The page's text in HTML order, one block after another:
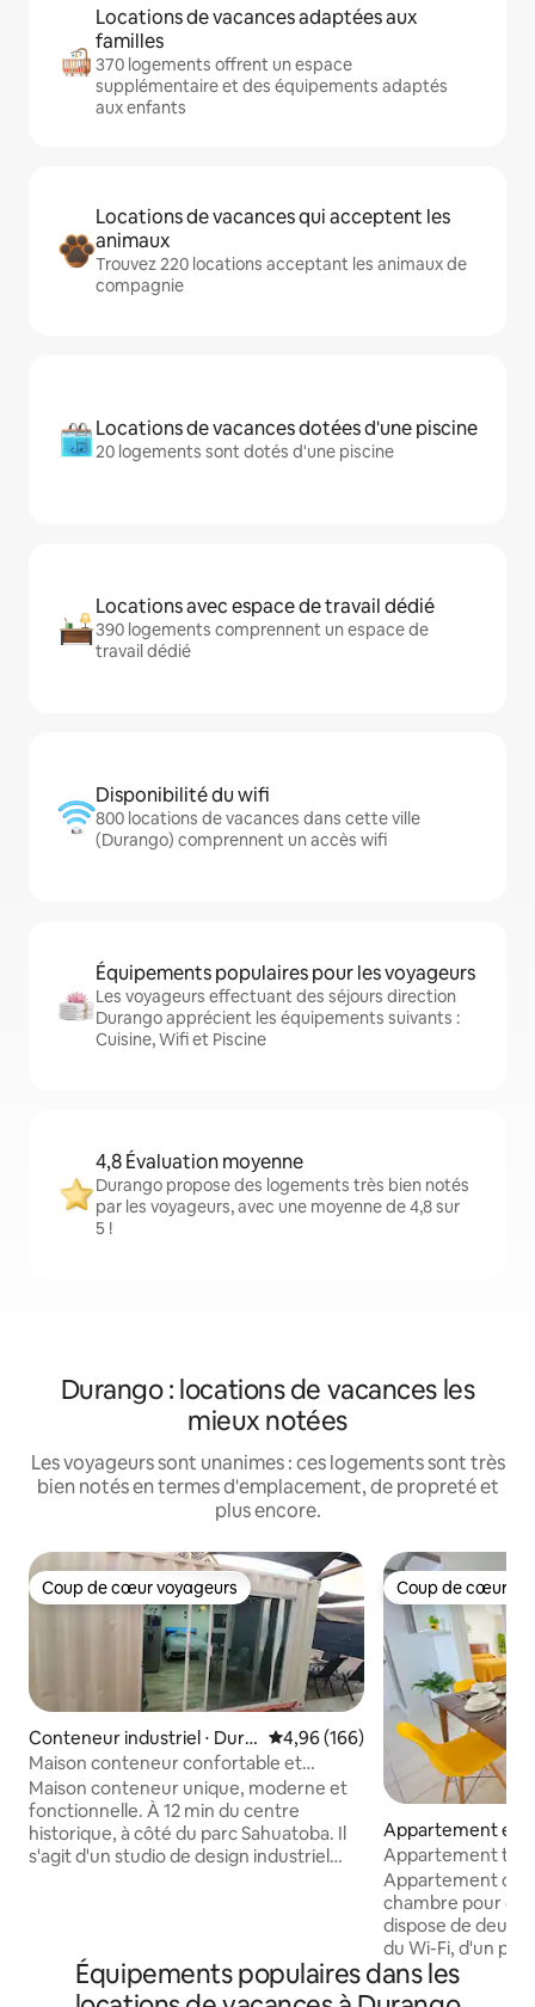
Locations de vacances adaptées aux
familles
370 logements offrent un espace
supplémentaire et des équipements adaptés
aux enfants
Locations de vacances qui acceptent les
animaux
Trouvez 220 locations acceptant les animaux de
compagnie
Locations de vacances dotées d'une piscine
20 logements sont dotés d'une piscine
Locations avec espace de travail dédié
390 logements comprennent un espace de
travail dédié
Disponibilité du wifi
800 locations de vacances dans cette ville
(Durango) comprennent un accès wifi
Équipements populaires pour les voyageurs
Les voyageurs effectuant des séjours direction
Durango apprécient les équipements suivants :
Cuisine, Wifi et Piscine
4,8 Évaluation moyenne
Durango propose des logements très bien notés
par les voyageurs, avec une moyenne de 4,8 sur
5 !
Durango : locations de vacances les
mieux notées
Les voyageurs sont unanimes : ces logements sont très
bien notés en termes d'emplacement, de propreté et
plus encore.
Coup de cœur voyageurs
Coup de cœur voyageurs
Conteneur industriel ⋅ Dura
ngo
Évaluation moyenne sur la
4,96 (166)
Maison conteneur confortable et
unique : calme et confort
Maison conteneur unique, moderne et
fonctionnelle. À 12 min du centre
historique, à côté du parc Sahuatoba. Il
s'agit d'un studio de design industriel
télévision, du wifi fibre optique et d'une
cuisine équipée. Profitez du foyer, du
Coup de cœur
Coup de cœur
Appartement en
⋅ Durango
Appartement
Appartement
chambre pour
dispose de deux
du Wi-Fi, d'un
chaude 24 h/24
cuisine, d'un
Équipements populaires dans les